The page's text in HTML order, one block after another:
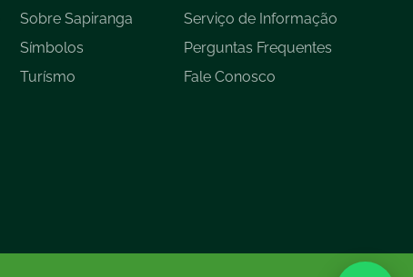
Sobre Sapiranga
Símbolos
Turísmo
Serviço de Informação
Perguntas Frequentes
Fale Conosco